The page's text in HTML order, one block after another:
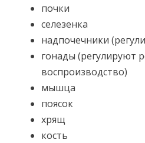
почки
селезенка
надпочечники
гонады (регулируют
воспроизводство)
мышца
поясок
хрящ
кость